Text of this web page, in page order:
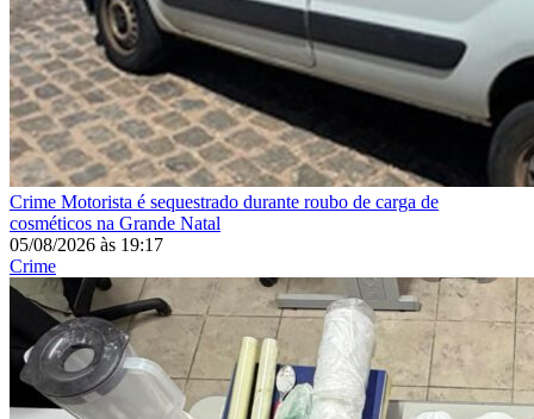
Crime Motorista é sequestrado durante roubo de carga de
cosméticos na Grande Natal
05/08/2026 às 19:17
Crime